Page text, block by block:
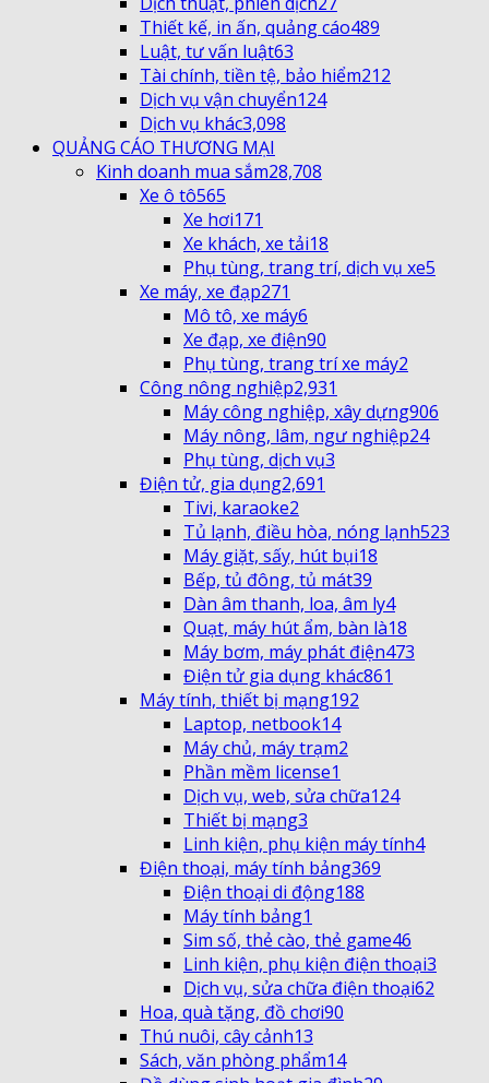
Thiết kế, in ấn, quảng cáo489
Luật, tư vấn luật63
Tài chính, tiền tệ, bảo hiểm212
Dịch vụ vận chuyển124
Dịch vụ khác3,098
QUẢNG CÁO THƯƠNG MẠI
Kinh doanh mua sắm28,708
Xe ô tô565
Xe hơi171
Xe khách, xe tải18
Phụ tùng, trang trí, dịch vụ xe5
Xe máy, xe đạp271
Mô tô, xe máy6
Xe đạp, xe điện90
Phụ tùng, trang trí xe máy2
Công nông nghiệp2,931
Máy công nghiệp, xây dựng906
Máy nông, lâm, ngư nghiệp24
Phụ tùng, dịch vụ3
Điện tử, gia dụng2,691
Tivi, karaoke2
Tủ lạnh, điều hòa, nóng lạnh523
Máy giặt, sấy, hút bụi18
Bếp, tủ đông, tủ mát39
Dàn âm thanh, loa, âm ly4
Quạt, máy hút ẩm, bàn là18
Máy bơm, máy phát điện473
Điện tử gia dụng khác861
Máy tính, thiết bị mạng192
Laptop, netbook14
Máy chủ, máy trạm2
Phần mềm license1
Dịch vụ, web, sửa chữa124
Thiết bị mạng3
Linh kiện, phụ kiện máy tính4
Điện thoại, máy tính bảng369
Điện thoại di động188
Máy tính bảng1
Sim số, thẻ cào, thẻ game46
Linh kiện, phụ kiện điện thoại3
Dịch vụ, sửa chữa điện thoại62
Hoa, quà tặng, đồ chơi90
Thú nuôi, cây cảnh13
Sách, văn phòng phẩm14